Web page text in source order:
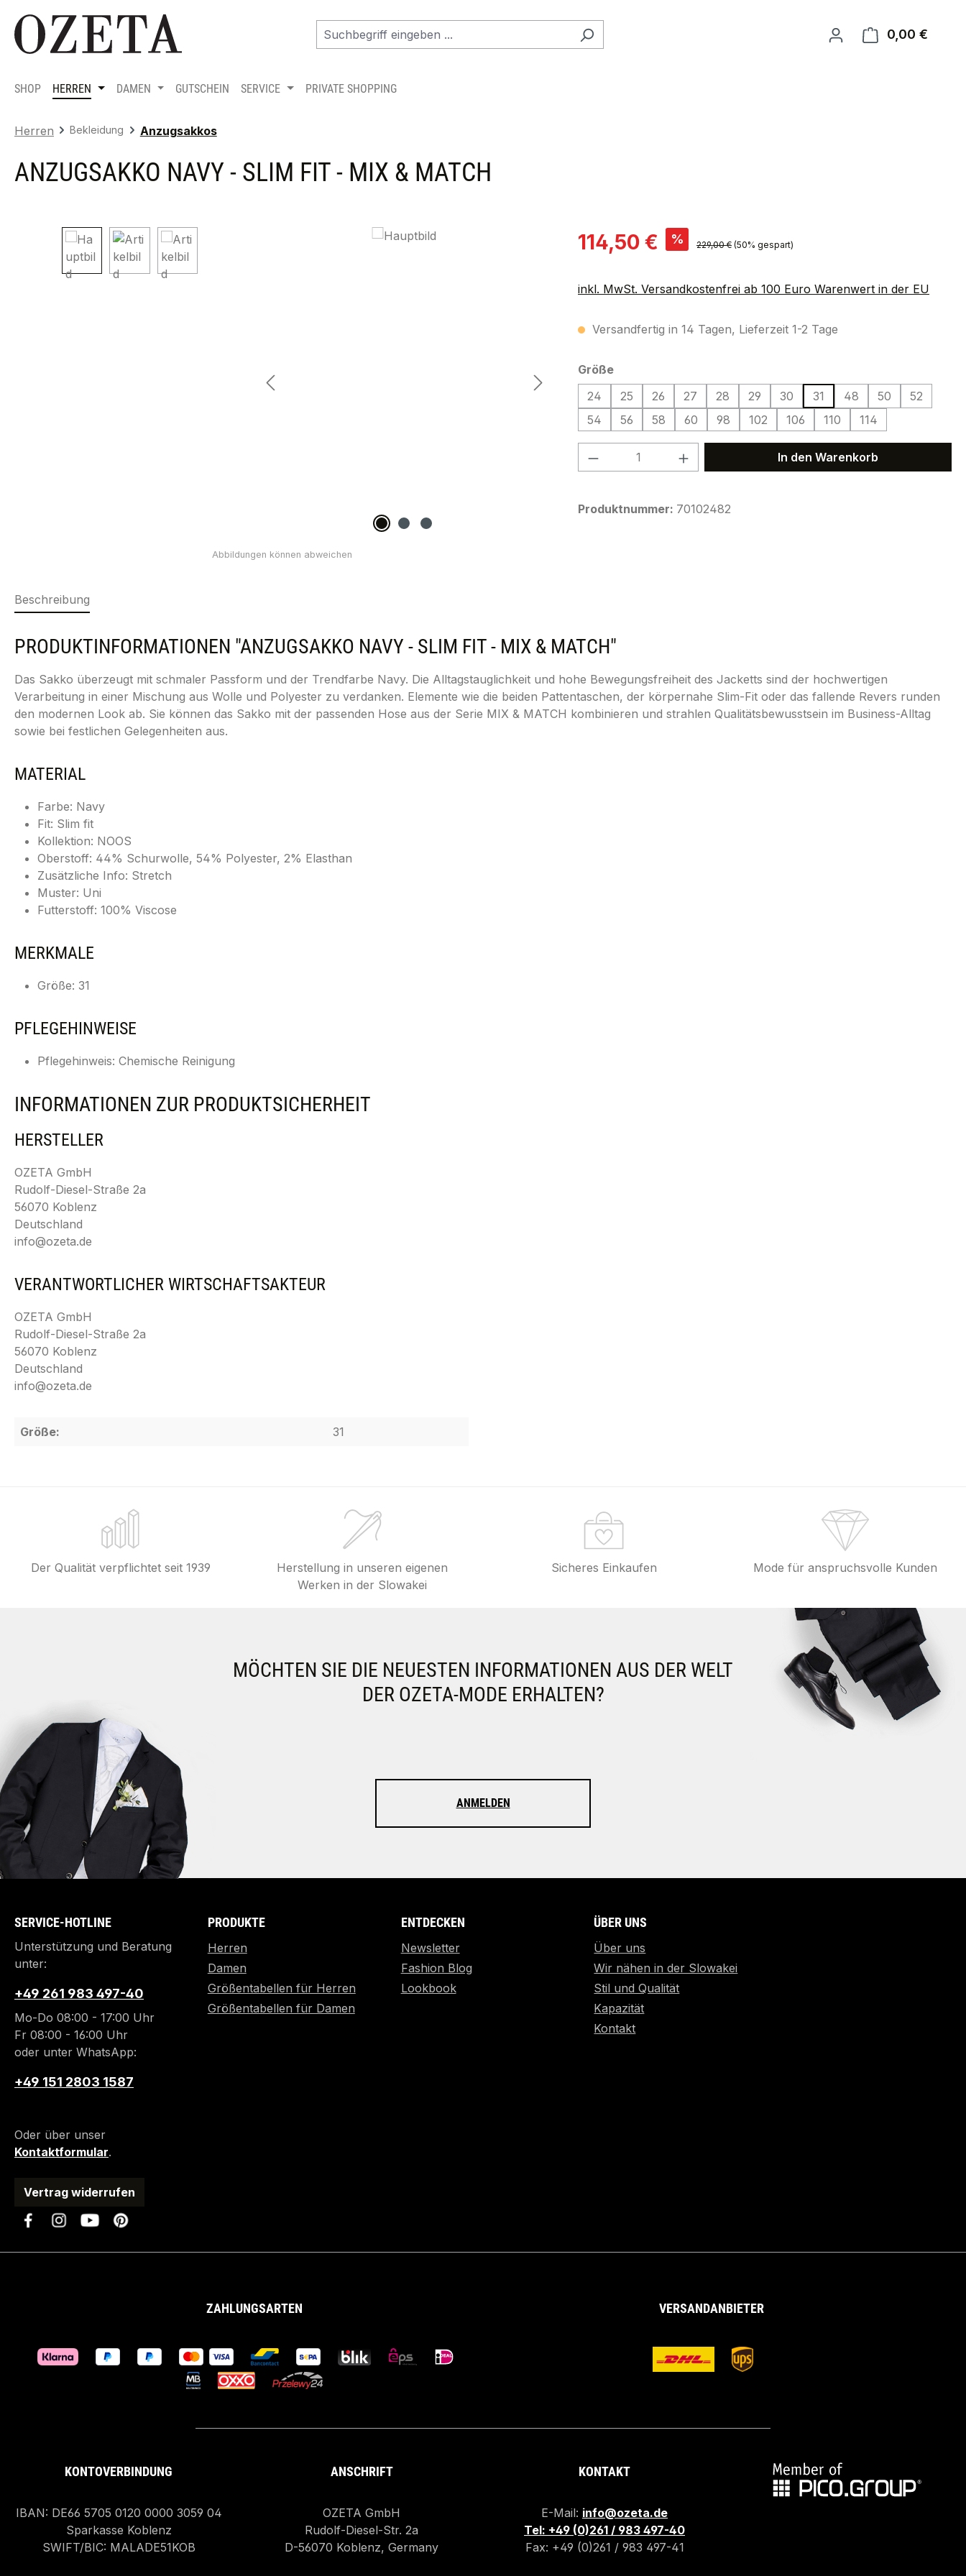
Hauptinhalt springen
Zur Suche springen
Zur Hauptnavigation springen
0,00 €
SHOP HERREN DAMEN GUTSCHEIN SERVICE PRIVATE SHOPPING
Herren Bekleidung Anzugsakkos
ANZUGSAKKO NAVY - SLIM FIT - MIX & MATCH
Bildergalerie überspringen Verkaufspreis:
114,50 € % Regulärer Preis:
229,00 € (50% gespart)
inkl. MwSt. Versandkostenfrei ab 100 Euro Warenwert in der EU
Versandfertig in 14 Tagen, Lieferzeit 1-2 Tage
Größeauswählen
24
25 26 27 28 29 30 31 48 50
52
54
56 58 60 98 102 106 110 114
Produkt Anzahl: Gib den gewünschten Wert
In den Warenkorb
Produktnummer: 70102482
Beschreibung
PRODUKTINFORMATIONEN "ANZUGSAKKO NAVY - SLIM FIT - MIX & MATCH"
Das Sakko überzeugt mit schmaler Passform und der Trendfarbe Navy. Die Alltagstauglichkeit und hohe Bewegungsfreiheit des Jacketts sind der hochwertigen
Verarbeitung in einer Mischung aus Wolle und Polyester zu verdanken. Elemente wie die beiden Pattentaschen, der körpernahe Slim-Fit oder das fallende Revers runden
den modernen Look ab. Sie können das Sakko mit der passenden Hose aus der Serie MIX & MATCH kombinieren und strahlen Qualitätsbewusstsein im Business-Alltag
sowie bei festlichen Gelegenheiten aus.
MATERIAL
Farbe: Navy
Fit: Slim fit
Kollektion: NOOS
Oberstoff: 44% Schurwolle, 54% Polyester, 2% Elasthan
Zusätzliche Info: Stretch
Muster: Uni
Futterstoff: 100% Viscose
MERKMALE
Größe: 31
PFLEGEHINWEISE
Pflegehinweis: Chemische Reinigung
INFORMATIONEN ZUR PRODUKTSICHERHEIT
HERSTELLER
OZETA GmbH
Rudolf-Diesel-Straße 2a
56070 Koblenz
Deutschland
info@ozeta.de
VERANTWORTLICHER WIRTSCHAFTSAKTEUR
OZETA GmbH
Rudolf-Diesel-Straße 2a
56070 Koblenz
Deutschland
info@ozeta.de
Größe: 31
Der Qualität verpflichtet seit 1939
Herstellung in unseren eigenen
Werken in der Slowakei
Sicheres Einkaufen Mode für anspruchsvolle Kunden
MÖCHTEN SIE DIE NEUESTEN INFORMATIONEN AUS DER WELT
DER OZETA-MODE ERHALTEN?
ANMELDEN
SERVICE-HOTLINE
Unterstützung und Beratung
unter:
+49 261 983 497-40
Mo-Do 08:00 - 17:00 Uhr
Fr 08:00 - 16:00 Uhr
oder unter WhatsApp:
+49 151 2803 1587
Oder über unser
Kontaktformular.
Vertrag widerrufen
PRODUKTE
Herren
Damen
Größentabellen für Herren
Größentabellen für Damen
ENTDECKEN
Newsletter
Fashion Blog
Lookbook
ÜBER UNS
Über uns
Wir nähen in der Slowakei
Stil und Qualität
Kapazität
Kontakt
ZAHLUNGSARTEN VERSANDANBIETER
KONTOVERBINDUNG
IBAN: DE66 5705 0120 0000 3059 04
Sparkasse Koblenz
SWIFT/BIC: MALADE51KOB
ANSCHRIFT
OZETA GmbH
Rudolf-Diesel-Str. 2a
D-56070 Koblenz, Germany
KONTAKT
E-Mail: info@ozeta.de
Tel: +49 (0)261 / 983 497-40
Fax: +49 (0)261 / 983 497-41